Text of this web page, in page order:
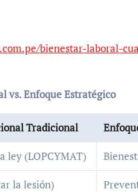
bienestar-laboral-
vs. Enfoque Estratégico
Tradicional
ley (LOPCYMAT)
la lesión)